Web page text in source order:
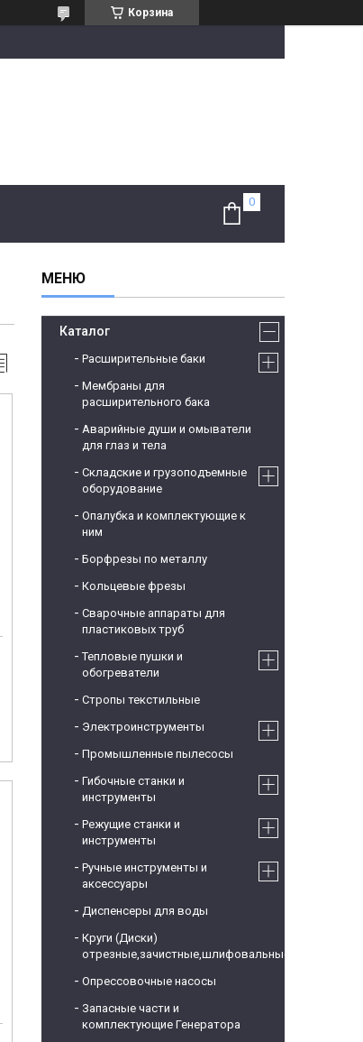
Корзина
Каталог
Расширительные баки
Мембраны для
расширительного бака
Аварийные души и омыватели
для глаз и тела
Складские и грузоподъемные
оборудование
Опалубка и комплектующие к
ним
Борфрезы по металлу
Кольцевые фрезы
Сварочные аппараты для
пластиковых труб
Тепловые пушки и
обогреватели
Стропы текстильные
Электроинструменты
Промышленные пылесосы
Гибочные станки и
инструменты
Режущие станки и
инструменты
Ручные инструменты и
аксессуары
Диспенсеры для воды
Круги (Диски)
отрезные,зачистные,шлифовальные
Опрессовочные насосы
Запасные части и
комплектующие Генератора